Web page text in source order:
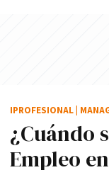
¿Cuándo
Empleo
IPROFESIONAL